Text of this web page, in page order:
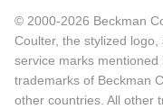
© 2000-2026 Beckman
Coulter, the stylized
service marks
trademarks of Beckman
other countries. All other